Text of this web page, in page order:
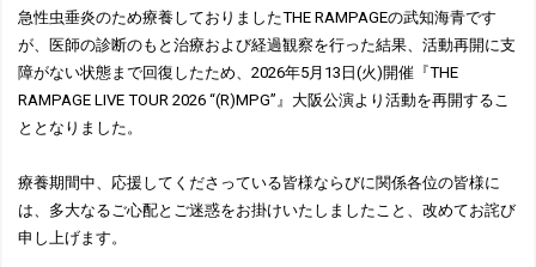
急性虫垂炎のため療養しておりましたTHE RAMPAGEの武知海青です
が、医師の診断のもと治療および経過観察を行った結果、活動再開に支
障がない状態まで回復したため、2026年5月13日(火)開催『THE
RAMPAGE LIVE TOUR 2026 “(R)MPG”』大阪公演より活動を再開するこ
ととなりました。
療養期間中、応援してくださっている皆様ならびに関係各位の皆様に
は、多大なるご心配とご迷惑をお掛けいたしましたこと、改めてお詫び
申し上げます。